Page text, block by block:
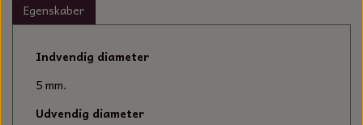
UNIVERSAL KABLER OG TILBEHØR
KÆDER TIL MOTORSAV
Egenskaber
Indvendig diameter
5 mm.
Udvendig diameter